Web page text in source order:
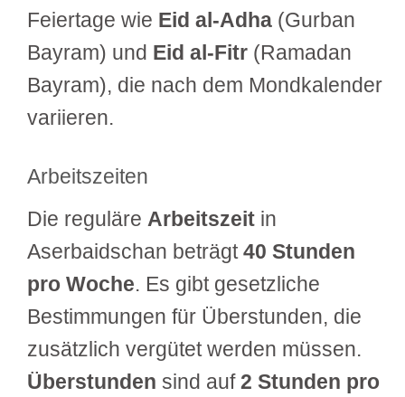
Feiertage wie Eid al-Adha (Gurban
Bayram) und Eid al-Fitr (Ramadan
Bayram), die nach dem Mondkalender
variieren.
Arbeitszeiten
Die reguläre Arbeitszeit in
Aserbaidschan beträgt40 Stunden
pro Woche. Es gibt gesetzliche
Bestimmungen für Überstunden, die
zusätzlich vergütet werden müssen.
Überstunden sind auf2 Stunden pro